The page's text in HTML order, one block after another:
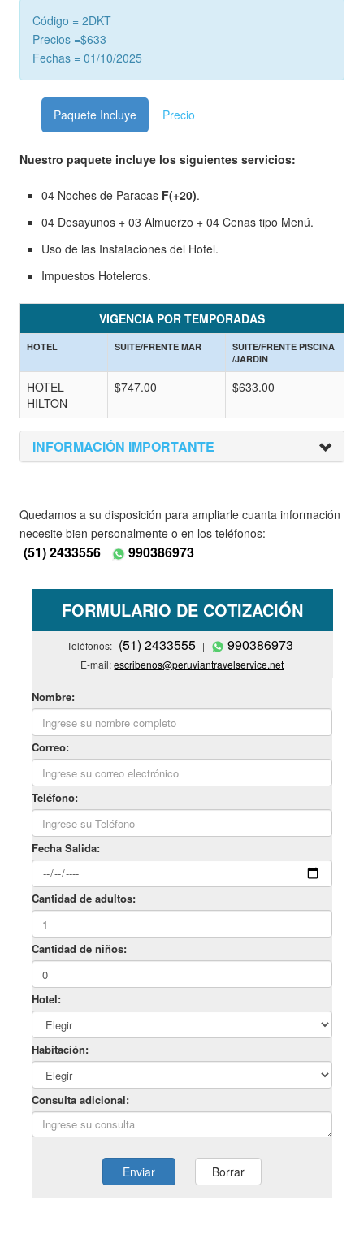
Código = 2DKT
Precios =$633
Fechas = 01/10/2025
Paquete Incluye Precio
Nuestro paquete incluye los siguientes servicios:
04 Noches de Paracas F(+20).
04 Desayunos + 03 Almuerzo + 04 Cenas tipo Menú.
Uso de las Instalaciones del Hotel.
Impuestos Hoteleros.
VIGENCIA POR TEMPORADAS
HOTEL SUITE/FRENTE MAR
SUITE/FRENTE PISCINA
/JARDIN
HOTEL
HILTON
$747.00 $633.00
INFORMACIÓN IMPORTANTE
Quedamos a su disposición para ampliarle cuanta información
necesite bien personalmente o en los teléfonos:
(51) 2433556 990386973
FORMULARIO DE COTIZACIÓN
Teléfonos: (51) 2433555 | 990386973
E-mail:escribenos@peruviantravelservice.net